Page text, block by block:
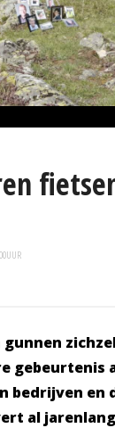
UUR
gebeurtenis
bedrijven en
al